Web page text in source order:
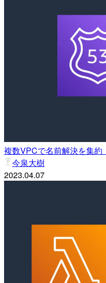
複数VPCで名前解決を集約
今泉大樹
2023.04.07